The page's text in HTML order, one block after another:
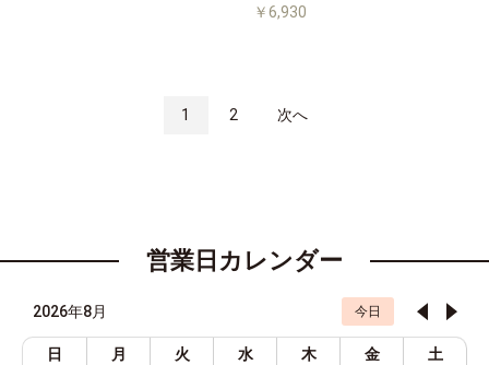
￥6,930
1 2 次へ
営業日カレンダー
2026年8月 今日
日 月 火 水 木 金 土